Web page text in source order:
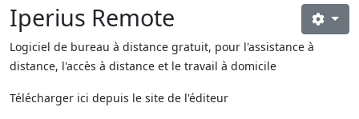
Iperius Remote
Logiciel de bureau à distance gratuit, pour l'assistance à
distance, l'accès à distance et le travail à domicile
Télécharger ici depuis le site de l'éditeur